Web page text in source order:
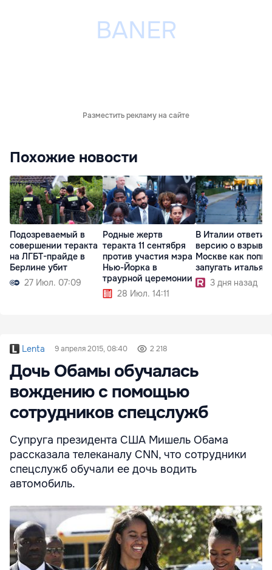
Разместить рекламу на сайте
Похожие новости
Подозреваемый в
совершении теракта
на ЛГБТ-прайде в
Берлине убит
27 Июл. 07:09
Родные жертв
теракта 11 сентября
против участия мэра
Нью-Йорка в
траурной церемонии
28 Июл. 14:11
В Италии
версию о взрыве
Москве как
запугать
3 дня назад
Lenta 9 апреля 2015, 08:40 2 218
Дочь Обамы обучалась
вождению с помощью
сотрудников спецслужб
Супруга президента США Мишель Обама
рассказала телеканалу CNN, что сотрудники
спецслужб обучали ее дочь водить
автомобиль.